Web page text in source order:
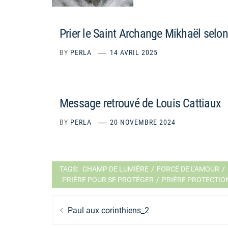
Prier le Saint Archange Mikhaël
BY PERLA 14 AVRIL 2025
Message retrouvé de Louis Cattiaux
BY PERLA 20 NOVEMBRE 2024
TAGS: CHAMP DE LUMIÈRE / FORCE DE L'AMOUR /
PRIÈRE POUR SE PROTÉGER / PRIÈRE
Navigation
Previous
Paul aux corinthiens_2